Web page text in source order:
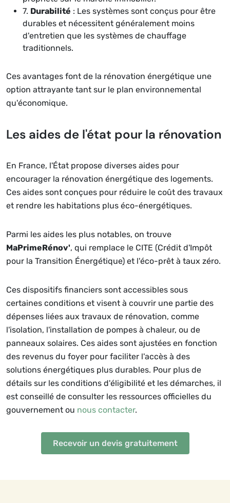
7. Durabilité : Les systèmes sont conçus pour être
durables et nécessitent généralement moins
d'entretien que les systèmes de chauffage
traditionnels.
Ces avantages font de la rénovation énergétique une
option attrayante tant sur le plan environnemental
qu'économique.
Les aides de l'état pour la rénovation
En France, l'État propose diverses aides pour
encourager la rénovation énergétique des logements.
Ces aides sont conçues pour réduire le coût des travaux
et rendre les habitations plus éco-énergétiques.
Parmi les aides les plus notables, on trouve
MaPrimeRénov', qui remplace le CITE (Crédit d'Impôt
pour la Transition Énergétique) et l'éco-prêt à taux zéro.
Ces dispositifs financiers sont accessibles sous
certaines conditions et visent à couvrir une partie des
dépenses liées aux travaux de rénovation, comme
l'isolation, l'installation de pompes à chaleur, ou de
panneaux solaires. Ces aides sont ajustées en fonction
des revenus du foyer pour faciliter l'accès à des
solutions énergétiques plus durables. Pour plus de
détails sur les conditions d'éligibilité et les démarches, il
est conseillé de consulter les ressources officielles du
gouvernement ou nous contacter.
Recevoir un devis gratuitement